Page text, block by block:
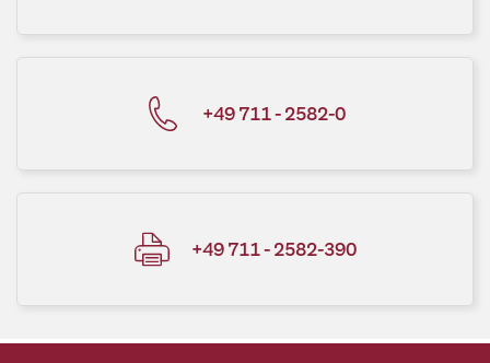
+49 711 - 2582-0
+49 711 - 2582-390